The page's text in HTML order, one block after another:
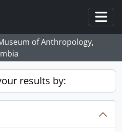
of Anthropology,
results by: